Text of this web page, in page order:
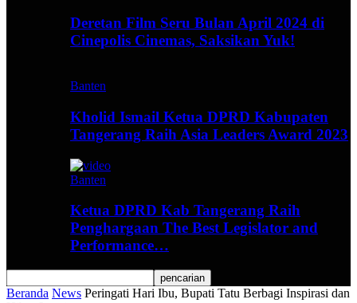
Deretan Film Seru Bulan April 2024 di
Cinepolis Cinemas, Saksikan Yuk!
Banten
Kholid Ismail Ketua DPRD Kabupaten
Tangerang Raih Asia Leaders Award 2023
Banten
Ketua DPRD Kab Tangerang Raih
Penghargaan The Best Legislator and
Performance…
Beranda News Peringati Hari Ibu, Bupati Tatu Berbagi Inspirasi dan